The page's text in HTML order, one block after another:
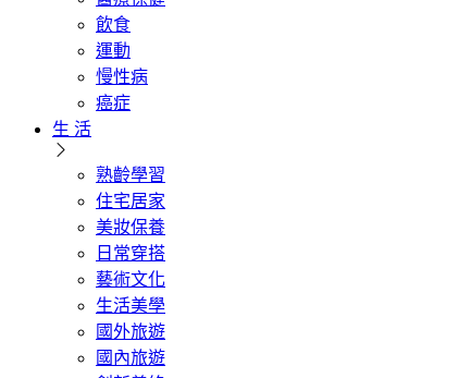
飲食
運動
慢性病
癌症
生 活
熟齡學習
住宅居家
美妝保養
日常穿搭
藝術文化
生活美學
國外旅遊
國內旅遊